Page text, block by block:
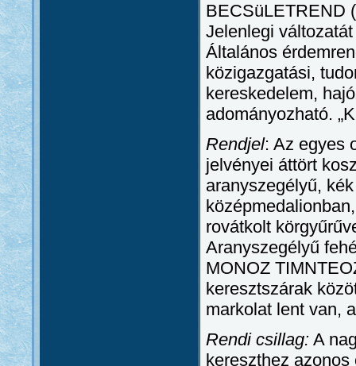
BECSüLETREND
Jelenlegi
Általános
közigazgatási,
kereskedelem,
adományozható.
Rendjel: Az egyes
jelvényei áttört
aranyszegélyű,
rovátkolt
Aranyszegélyű
MONOZ
keresztszárak
markolat lent van,
Rendi csillag: A
kereszthez